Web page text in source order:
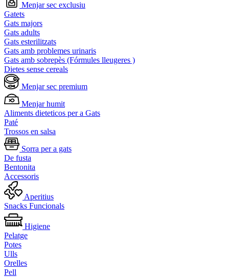
Menjar sec exclusiu
Gatets
Gats majors
Gats adults
Gats esterilitzats
Gats amb problemes urinaris
Gats amb sobrepès (Fórmules lleugeres )
Dietes sense cereals
Menjar sec premium
Menjar humit
Aliments dieteticos per a Gats
Paté
Trossos en salsa
Sorra per a gats
De fusta
Bentonita
Accessoris
Aperitius
Snacks Funcionals
Higiene
Pelatge
Potes
Ulls
Orelles
Pell